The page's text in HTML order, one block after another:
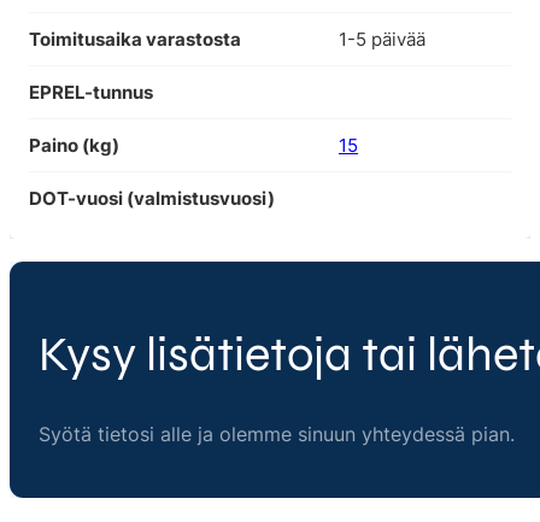
Toimitusaika varastosta 1-5 päivää
EPREL-tunnus
Paino (kg) 15
DOT-vuosi (valmistusvuosi)
Kysy lisätietoja tai
Syötä tietosi alle ja olemme sinuun yhteydessä pian.